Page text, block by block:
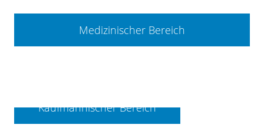
Medizinischer Bereich
Kaufmännischer Bereich